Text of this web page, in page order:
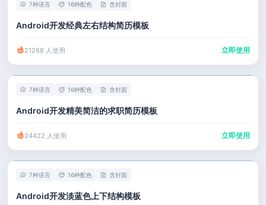
7种语言 16种配色 含封面
Android开发经典左右结构简历模板
21268 人使用 立即使用
7种语言 16种配色 含封面
Android开发精美简洁的求职简历模板
24422 人使用 立即使用
7种语言 16种配色 含封面
Android开发淡蓝色上下结构模板